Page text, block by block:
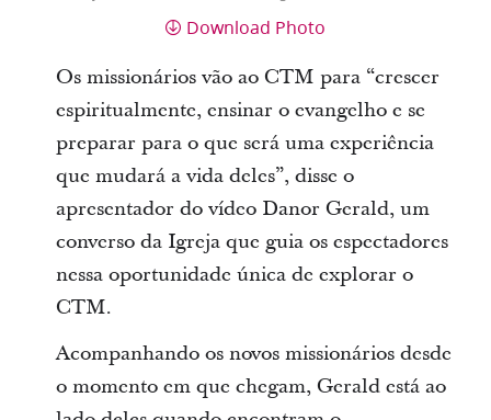
Download Photo
Os missionários vão ao CTM para “crescer
espiritualmente, ensinar o evangelho e se
preparar para o que será uma experiência
que mudará a vida deles”, disse o
apresentador do vídeo Danor Gerald, um
converso da Igreja que guia os espectadores
nessa oportunidade única de explorar o
CTM.
Acompanhando os novos missionários desde
o momento em que chegam, Gerald está ao